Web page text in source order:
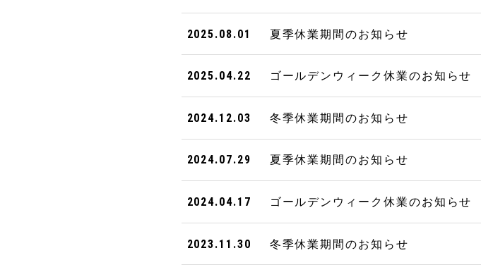
2025.08.01 夏季休業期間のお知らせ
2025.04.22 ゴールデンウィーク休業のお知らせ
2024.12.03 冬季休業期間のお知らせ
2024.07.29 夏季休業期間のお知らせ
2024.04.17 ゴールデンウィーク休業のお知らせ
2023.11.30 冬季休業期間のお知らせ